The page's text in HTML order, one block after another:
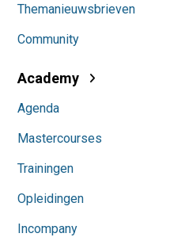
Themanieuwsbrieven
Community
Academy
Agenda
Mastercourses
Trainingen
Opleidingen
Incompany